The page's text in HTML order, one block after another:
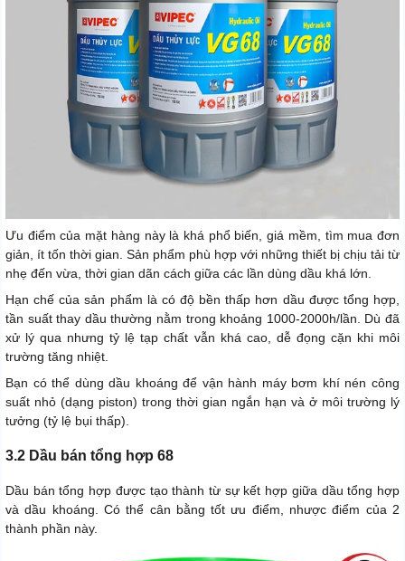
Ưu điểm của mặt hàng này là khá phổ biến, giá mềm, tìm mua đơn
giản, ít tốn thời gian. Sản phẩm phù hợp với những thiết bị chịu tải từ
nhẹ đến vừa, thời gian dãn cách giữa các lần dùng dầu khá lớn.
Hạn chế của sản phẩm là có độ bền thấp hơn dầu được tổng hợp,
tần suất thay dầu thường nằm trong khoảng 1000-2000h/lần. Dù đã
xử lý qua nhưng tỷ lệ tạp chất vẫn khá cao, dễ đọng cặn khi môi
trường tăng nhiệt.
Bạn có thể dùng dầu khoáng để vận hành máy bơm khí nén công
suất nhỏ (dạng piston) trong thời gian ngắn hạn và ở môi trường lý
tưởng (tỷ lệ bụi thấp).
3.2 Dầu bán tổng hợp 68
Dầu bán tổng hợp được tạo thành từ sự kết hợp giữa dầu tổng hợp
và dầu khoáng. Có thể cân bằng tốt ưu điểm, nhược điểm của 2
thành phần này.